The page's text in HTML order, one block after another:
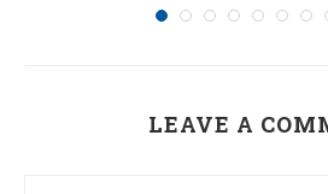
LEAVE A